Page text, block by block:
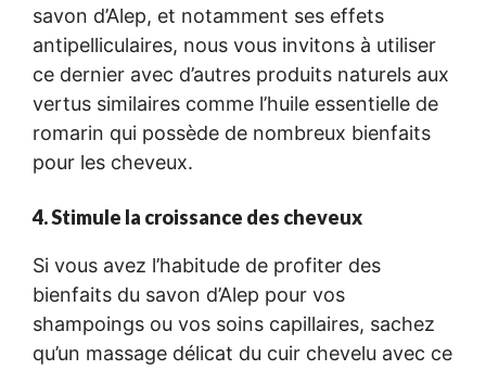
savon d’Alep, et notamment ses effets
antipelliculaires, nous vous invitons à utiliser
ce dernier avec d’autres produits naturels aux
vertus similaires comme l’huile essentielle de
romarin qui possède de nombreux bienfaits
pour les cheveux.
4. Stimule la croissance des cheveux
Si vous avez l’habitude de profiter des
bienfaits du savon d’Alep pour vos
shampoings ou vos soins capillaires, sachez
qu’un massage délicat du cuir chevelu avec ce